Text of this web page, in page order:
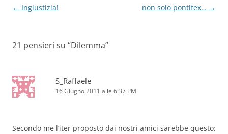
Navigazione
← Ingiustizia! non solo pontifex… →
21 pensieri su “Dilemma”
S_Raffaele
16 Giugno 2011 alle 6:37 PM
Secondo me l’iter proposto dai nostri amici sarebbe questo: